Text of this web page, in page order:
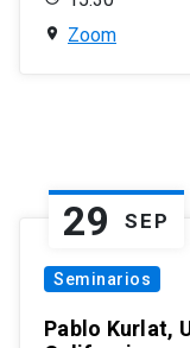
Zoom
29 SEP
Seminarios
Pablo Kurlat,